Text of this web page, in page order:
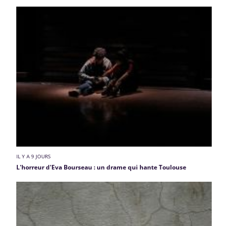
IL Y A 9 JOURS
L'horreur d'Eva Bourseau : un drame qui hante Toulouse